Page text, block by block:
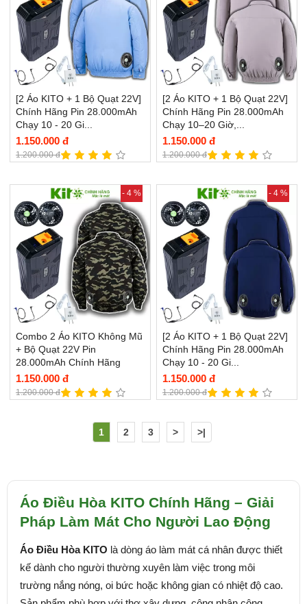
[2 Áo KITO + 1 Bộ Quạt 22V]
Chính Hãng Pin 28.000mAh
Chạy 10 - 20 Gi...
1.150.000 đ
1.200.000 đ
[2 Áo KITO + 1 Bộ Quạt 22V]
Chính Hãng Pin 28.000mAh
Chạy 10–20 Giờ,...
1.150.000 đ
1.200.000 đ
- 4 %
Combo 2 Áo KITO Không Mũ
+ Bộ Quạt 22V Pin
28.000mAh Chính Hãng
1.150.000 đ
1.200.000 đ
- 4 %
[2 Áo KITO + 1 Bộ Quạt 22V]
Chính Hãng Pin 28.000mAh
Chạy 10 - 20 Gi...
1.150.000 đ
1.200.000 đ
1 2 3 > >|
Áo Điều Hòa KITO Chính Hãng – Giải
Pháp Làm Mát Cho Người Lao Động
Áo Điều Hòa KITO là dòng áo làm mát cá nhân được thiết
kế dành cho người thường xuyên làm việc trong môi
trường nắng nóng, oi bức hoặc không gian có nhiệt độ cao.